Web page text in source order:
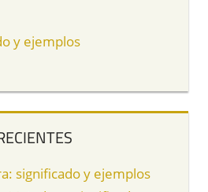
y ejemplos
significado y ejemplos